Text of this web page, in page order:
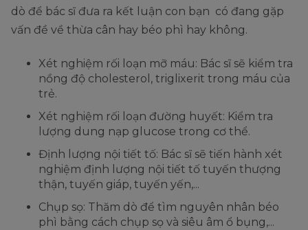
dò để bác sĩ đưa ra kết luận con bạn có đang gặp
vấn đề về thừa cân hay béo phì hay không.
Xét nghiệm rối loạn mỡ máu: Bác sĩ sẽ kiểm tra
nồng độ cholesterol, triglixerit trong máu của
trẻ.
Xét nghiệm rối loạn đường huyết: Kiểm tra
lượng dung nạp glucose trong cơ thể.
Định lượng nội tiết tố: Bác sĩ sẽ tiến hành xét
nghiệm định lượng nội tiết tố tuyến thượng
thận, tuyến giáp, tuyến yến,...
Chụp sọ: Thăm dò để tìm nguyên nhân béo
phì bằng cách chụp sọ và siêu âm ổ bụng,...